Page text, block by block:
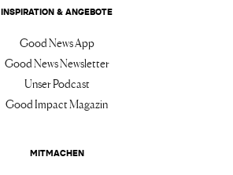
INSPIRATION & ANGEBOTE
Good News App
Good News Newsletter
Unser Podcast
Good Impact Magazin
MITMACHEN